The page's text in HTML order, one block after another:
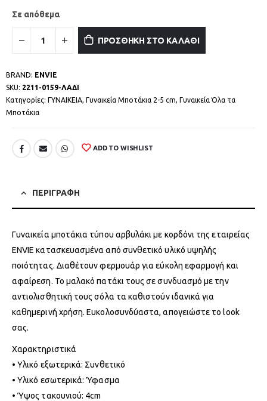
Σε απόθεμα
ΠΡΟΣΘΗΚΗ ΣΤΟ ΚΑΛΑΘΙ
BRAND: ENVIE
SKU: 2211-0159-ΛΑΔΙ
Κατηγορίες: ΓΥΝΑΙΚΕΙΑ, Γυναικεία Μποτάκια 2-5 cm, Γυναικεία Όλα τα
Μποτάκια
ADD TO WISHLIST
ΠΕΡΙΓΡΑΦΗ
Γυναικεία μποτάκια τύπου αρβυλάκι με κορδόνι της εταιρείας
ENVIE κατασκευασμένα από συνθετικό υλικό υψηλής
ποιότητας. Διαθέτουν φερμουάρ για εύκολη εφαρμογή και
αφαίρεση. Το μαλακό πατάκι τους σε συνδυασμό με την
αντιολισθητική τους σόλα τα καθιστούν ιδανικά για
καθημερινή χρήση. Ευκολοσυνδύαστα, απογειώστε το look
σας.
Χαρακτηριστικά
• Υλικό εξωτερικά: Συνθετικό
• Υλικό εσωτερικά: Ύφασμα
• Ύψος τακουνιού: 4cm